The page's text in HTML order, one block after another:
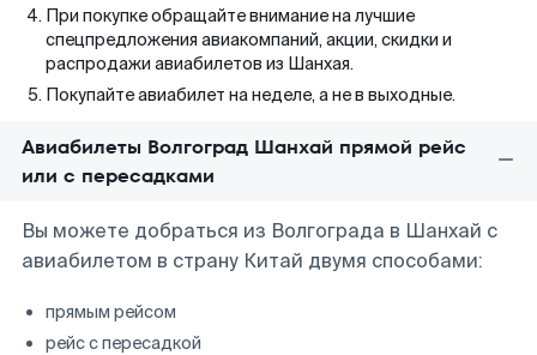
При покупке обращайте внимание на лучшие
спецпредложения авиакомпаний, акции, скидки и
распродажи авиабилетов из Шанхая.
Покупайте авиабилет на неделе, а не в выходные.
Авиабилеты Волгоград Шанхай прямой рейс
или с пересадками
Вы можете добраться из Волгограда в Шанхай с
авиабилетом в страну Китай двумя способами:
прямым рейсом
рейс с пересадкой